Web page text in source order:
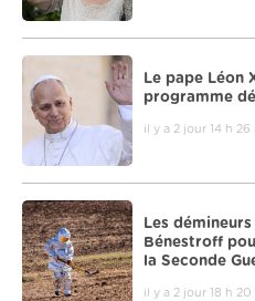
Le pape Léon
programme
il y a 2 jour 14 h 26
Les
Bénestroff
la Seconde
il y a 2 jour 18 h 20